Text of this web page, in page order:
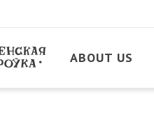
ABOUT US